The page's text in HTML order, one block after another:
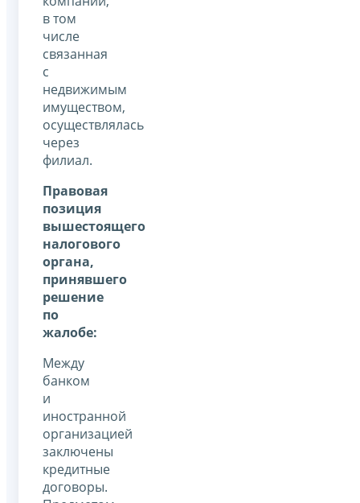
в том
числе
связанная
с
недвижимым
имуществом,
осуществлялась
через
филиал.
Правовая
позиция
вышестоящего
налогового
органа,
принявшего
решение
по
жалобе:
Между
банком
и
иностранной
организацией
заключены
кредитные
договоры.